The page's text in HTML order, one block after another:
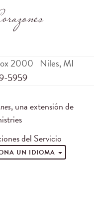
2000 Niles,MI
5959
, una extensión de
del Servicio
UN IDIOMA